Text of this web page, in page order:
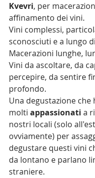
Kvevri, per
affinamento dei vini.
Vini complessi,
sconosciuti e a lungo
Macerazioni lunghe,
Vini da ascoltare, da
percepire, da sentire
profondo.
Una degustazione
molti appassionati a
nostri locali (solo
ovviamente) per
degustare questi vini
da lontano e parlano
straniere.